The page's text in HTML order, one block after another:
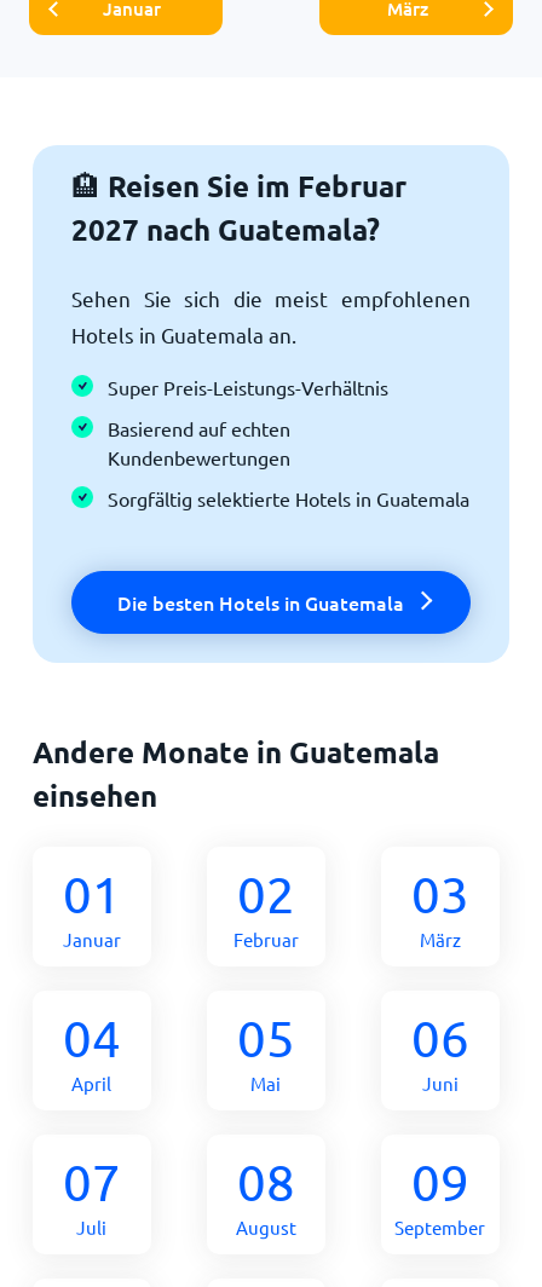
Januar März
🏨 Reisen Sie im Februar
2027 nach Guatemala?
Sehen Sie sich die meist empfohlenen
Hotels in Guatemala an.
Super Preis-Leistungs-Verhältnis
Basierend auf echten
Kundenbewertungen
Sorgfältig selektierte Hotels in Guatemala
Die besten Hotels in Guatemala
Andere Monate in Guatemala
einsehen
01
Januar
02
Februar
03
März
04
April
05
Mai
06
Juni
07
Juli
08
August
09
September